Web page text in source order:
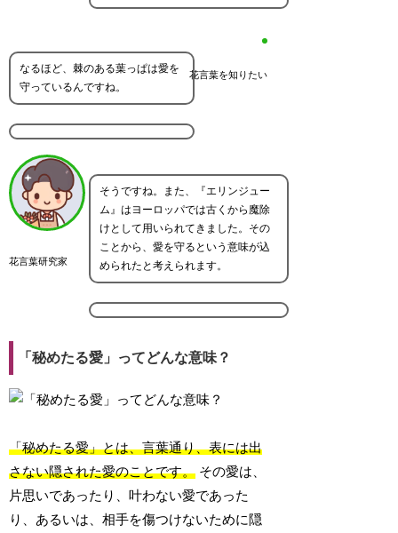
花言葉を知りたい
なるほど、棘のある葉っぱは愛を
守っているんですね。
花言葉研究家
そうですね。また、『エリンジュー
ム』はヨーロッパでは古くから魔除
けとして用いられてきました。その
ことから、愛を守るという意味が込
められたと考えられます。
「秘めたる愛」ってどんな意味？
「秘めたる愛」とは、言葉通り、表には出
さない隠された愛のことです。 その愛は、
片思いであったり、叶わない愛であった
り、あるいは、相手を傷つけないために隠